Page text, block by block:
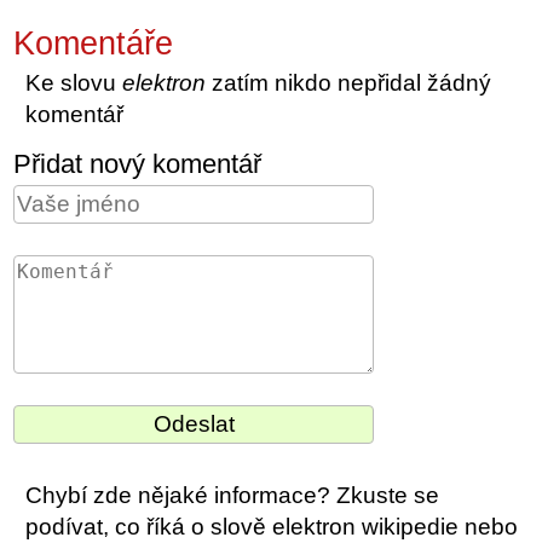
Komentáře
Ke slovuelektron zatím nikdo nepřidal žádný
komentář
Přidat nový komentář
Chybí zde nějaké informace? Zkuste se
podívat, co říká o slově elektron wikipedie nebo